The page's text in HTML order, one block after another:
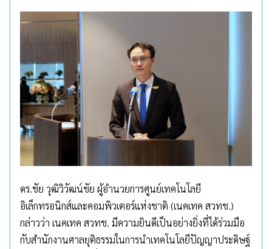
ดร.ชัย วุฒิวิวัฒน์ชัย ผู้อำนวยการศูนย์เทคโนโลยี
อิเล็กทรอนิกส์และคอมพิวเตอร์แห่งชาติ (เนคเทค สวทช.)
กล่าวว่า เนคเทค สวทช. มีความยินดีเป็นอย่างยิ่งที่ได้ร่วมมือ
กับสำนักงานศาลยุติธรรมในการนำเทคโนโลยีปัญญาประดิษฐ์